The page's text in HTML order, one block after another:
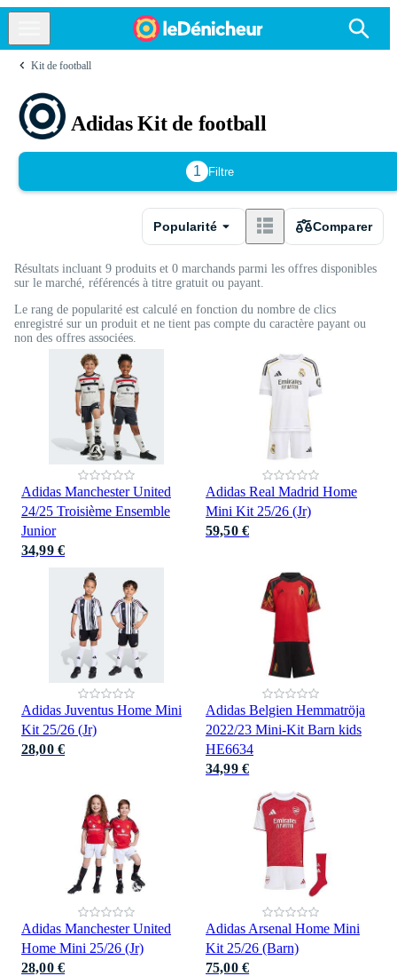
Kit de football
Adidas Kit de football
1 Filtre
Popularité Comparer
Résultats incluant 9 produits et 0 marchands parmi les offres disponibles
sur le marché, référencés à titre gratuit ou payant.
Le rang de popularité est calculé en fonction du nombre de clics
enregistré sur un produit et ne tient pas compte du caractère payant ou
non des offres associées.
Adidas Manchester United
24/25 Troisième Ensemble
Junior
34,99 €
Adidas Real Madrid Home
Mini Kit 25/26 (Jr)
59,50 €
Adidas Juventus Home Mini
Kit 25/26 (Jr)
28,00 €
Adidas Belgien Hemmatröja
2022/23 Mini-Kit Barn kids
HE6634
34,99 €
Adidas Manchester United
Home Mini 25/26 (Jr)
28,00 €
Adidas Arsenal Home Mini
Kit 25/26 (Barn)
75,00 €